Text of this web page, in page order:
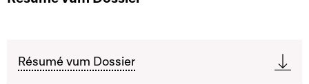
Résumé vum Dossier